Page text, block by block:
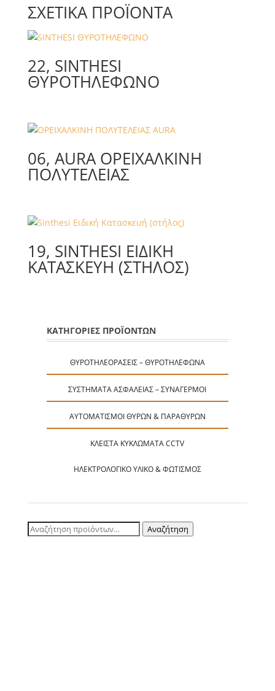
ΣΧΕΤΙΚΆ ΠΡΟΪΌΝΤΑ
22, SINTHESI
ΘΥΡΟΤΗΛΕΦΩΝΟ
06, AURA ΟΡEIΧΑΛΚΙΝΗ
ΠΟΛΥΤΕΛΕΙΑΣ
19, SINTHESI ΕΙΔΙΚΉ
ΚΑΤΑΣΚΕΥΉ (ΣΤΉΛΟΣ)
ΚΑΤΗΓΟΡΙΕΣ ΠΡΟΪΟΝΤΩΝ
ΘΥΡΟΤΗΛΕΟΡΆΣΕΙΣ – ΘΥΡΟΤΗΛΈΦΩΝΑ
ΣΥΣΤΉΜΑΤΑ ΑΣΦΑΛΕΊΑΣ – ΣΥΝΑΓΕΡΜΟΊ
ΑΥΤΟΜΑΤΙΣΜΟΊ ΘΥΡΏΝ & ΠΑΡΑΘΎΡΩΝ
ΚΛΕΙΣΤΆ ΚΥΚΛΏΜΑΤΑ CCTV
ΗΛΕΚΤΡΟΛΟΓΙΚΌ ΥΛΙΚΌ & ΦΩΤΙΣΜΌΣ
Αναζήτηση
Αναζήτηση